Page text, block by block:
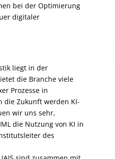
bei der Optimierung
digitaler
liegt in der
die Branche viele
Prozesse in
die Zukunft werden KI-
wir uns sehr,
die Nutzung von KI in
des